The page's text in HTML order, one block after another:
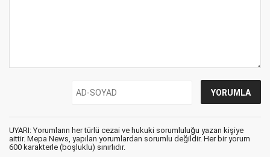
UYARI: Yorumların her türlü cezai ve hukuki sorumluluğu yazan kişiye
aittir. Mepa News, yapılan yorumlardan sorumlu değildir. Her bir yorum
600 karakterle (boşluklu) sınırlıdır.